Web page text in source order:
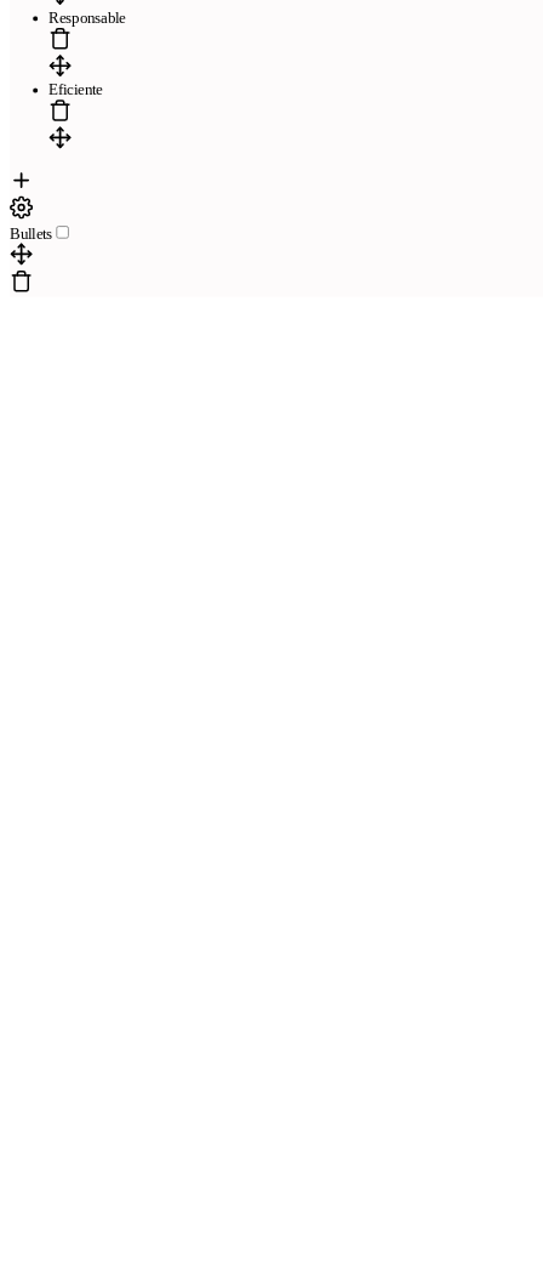
Responsable
Eficiente
Bullets